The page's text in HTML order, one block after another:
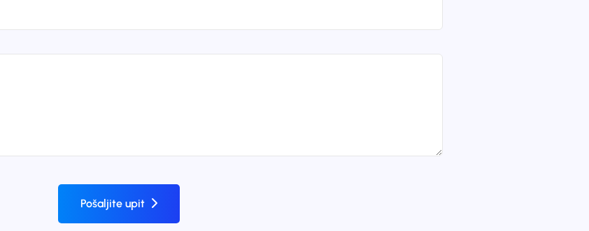
Pošaljite upit